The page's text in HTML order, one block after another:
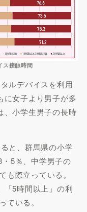
ス接触時間
ルデバイスを利用
に女子より男子が多
、小学生男子の長時
と、群馬県の小学
5％、中学男子の
も際立っている。
「5時間以上」の利
ている。